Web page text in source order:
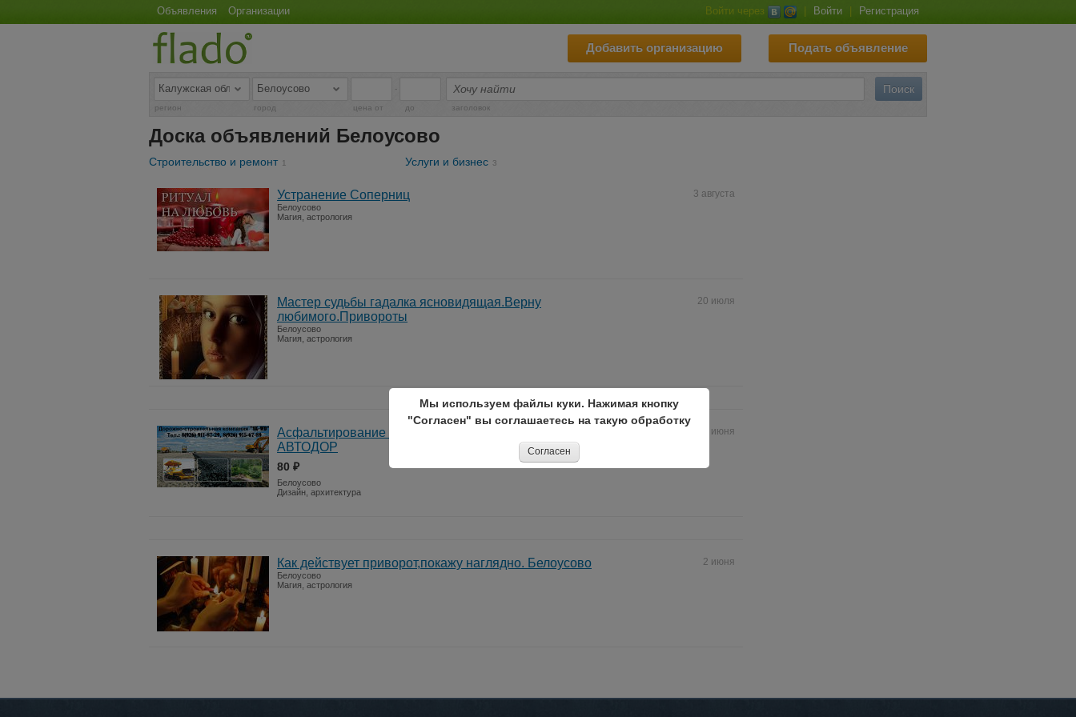
Объявления Организации Войти через Войти Регистрация
Подать объявление
Добавить организацию
-
регион город цена от до заголовок
Доска объявлений Белоусово
Строительство и ремонт 1 Услуги и бизнес 3
3 августа
Устранение Соперниц
Белоусово
Магия, астрология
20 июля
Мастер судьбы гадалка ясновидящая.Верну
любимого.Привороты
Белоусово
Магия, астрология
11 июня
Асфальтирование Белоусово, укладка асфальта, АБЗ, ДРСУ,
АВТОДОР
80 ₽
Белоусово
Дизайн, архитектура
2 июня
Как действует приворот,покажу наглядно. Белоусово
Белоусово
Магия, астрология
Мы используем файлы куки. Нажимая кнопку
"Согласен" вы соглашаетесь на такую обработку
Согласен